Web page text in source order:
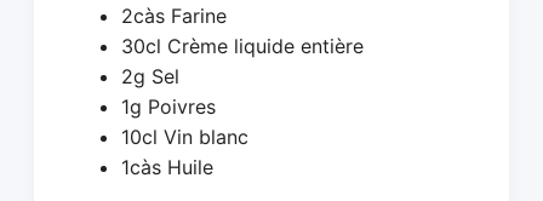
2càs Farine
30cl Crème liquide entière
2g Sel
1g Poivres
10cl Vin blanc
1càs Huile